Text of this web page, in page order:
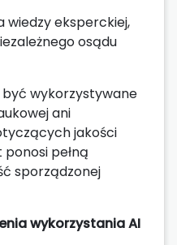
wiedzy eksperckiej,
osądu
być wykorzystywane
ani
jakości
pełną
sporządzonej
wykorzystania AI